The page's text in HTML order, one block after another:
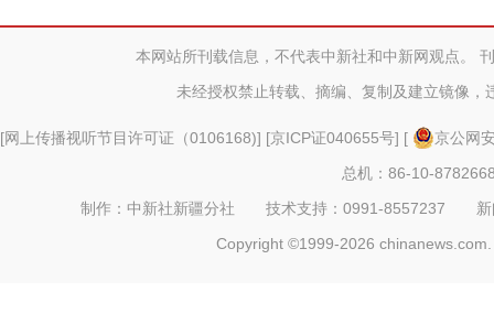
本网站所刊载信息，不代表中新社和中新网观点。
未经授权禁止转载、摘编、复制及建立镜像，
[网上传播视听节目许可证（0106168)] [京ICP证040655号] [
京公网
总机：86-10-
制作：中新社新疆分社 技术支持：0991-8557237
Copyright ©1999-2026